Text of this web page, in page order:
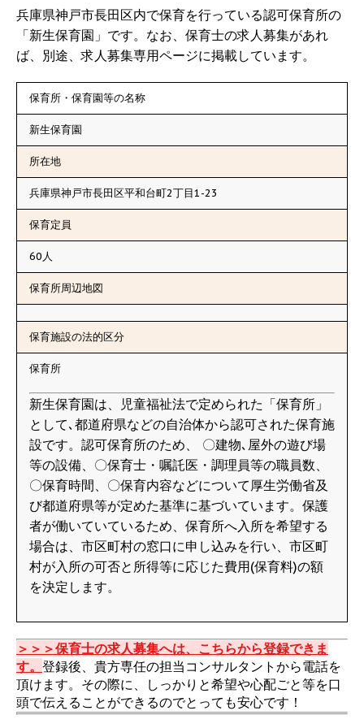
兵庫県神戸市長田区内で保育を行っている認可保育所の
「新生保育園」です。なお、保育士の求人募集があれ
ば、別途、求人募集専用ページに掲載しています。
保育所・保育園等の名称
新生保育園
所在地
兵庫県神戸市長田区平和台町2丁目1-23
保育定員
60人
保育所周辺地図
保育施設の法的区分
保育所
新生保育園は、児童福祉法で定められた「保育所」
として､都道府県などの自治体から認可された保育施
設です。認可保育所のため、 〇建物､屋外の遊び場
等の設備、〇保育士・嘱託医・調理員等の職員数、
〇保育時間、〇保育内容などについて厚生労働省及
び都道府県等が定めた基準に基づいています。保護
者が働いていているため、保育所へ入所を希望する
場合は、市区町村の窓口に申し込みを行い、市区町
村が入所の可否と所得等に応じた費用(保育料)の額
を決定します。
＞＞＞保育士の求人募集へは、こちらから登録できま
す。 登録後、貴方専任の担当コンサルタントから電話を
頂けます。その際に、しっかりと希望や心配ごと等を口
頭で伝えることができるのでとっても安心です！